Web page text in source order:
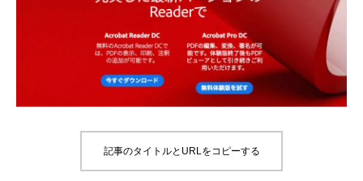
記事のタイトルとURLをコピーする